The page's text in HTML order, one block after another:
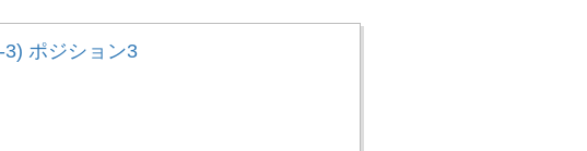
ポジション3